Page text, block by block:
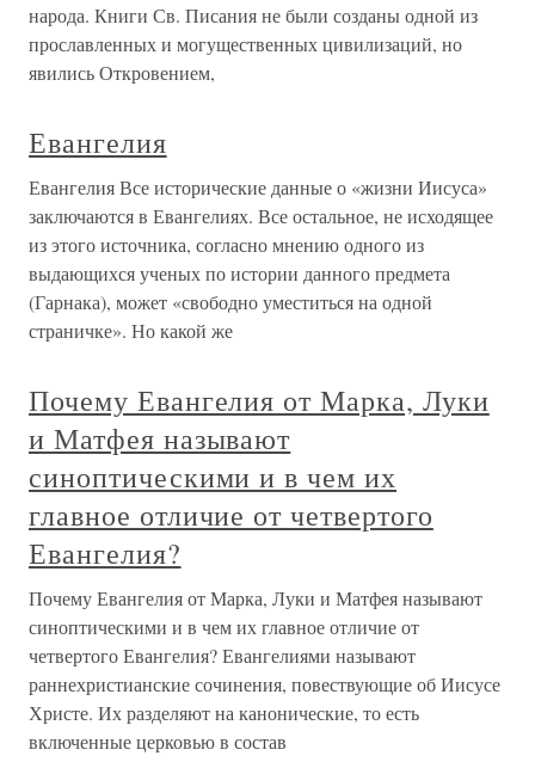
народа. Книги Св. Писания не были созданы одной из
прославленных и могущественных цивилизаций, но
явились Откровением,
Евангелия
Евангелия Все исторические данные о «жизни Иисуса»
заключаются в Евангелиях. Все остальное, не исходящее
из этого источника, согласно мнению одного из
выдающихся ученых по истории данного предмета
(Гарнака), может «свободно уместиться на одной
страничке». Но какой же
Почему Евангелия от Марка, Луки
и Матфея называют
синоптическими и в чем их
главное отличие от четвертого
Евангелия?
Почему Евангелия от Марка, Луки и Матфея называют
синоптическими и в чем их главное отличие от
четвертого Евангелия? Евангелиями называют
раннехристианские сочинения, повествующие об Иисусе
Христе. Их разделяют на канонические, то есть
включенные церковью в состав